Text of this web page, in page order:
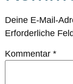
Deine E-Mail-
Erforderliche
Kommentar *